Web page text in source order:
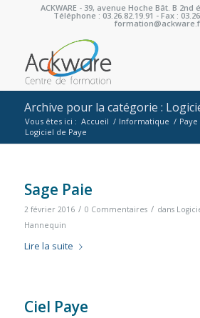
ACKWARE - 39, avenue Hoche Bât. B 2nd
Téléphone : 03.26.82.19.91 - Fax :
Archive pour la catégorie :
Vous êtes ici : Accueil / Informatique /
Logiciel de Paye
Sage Paie
2 février 2016 / 0 Commentaires / dans
Hannequin
Lire la suite
Ciel Paye